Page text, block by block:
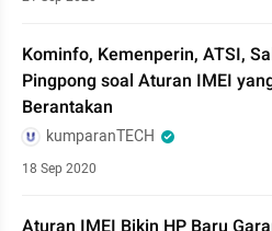
Kominfo, Kemenperin, ATSI,
Pingpong soal Aturan IMEI
Berantakan
kumparanTECH
18 Sep 2020